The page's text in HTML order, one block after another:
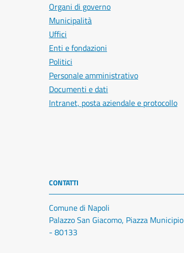
Organi di governo
Municipalità
Uffici
Enti e fondazioni
Politici
Personale amministrativo
Documenti e dati
Intranet, posta aziendale e protocollo
CONTATTI
Comune di Napoli
Palazzo San Giacomo, Piazza Municipio
- 80133